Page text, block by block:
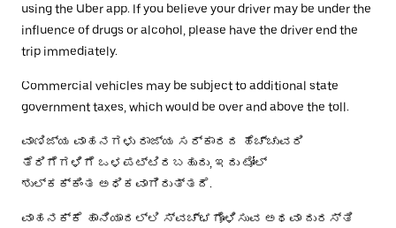
using the Uber app. If you believe your driver may be under the
influence of drugs or alcohol, please have the driver end the
trip immediately.
Commercial vehicles may be subject to additional state
government taxes, which would be over and above the toll.
ವಾಣಿಜ್ಯ ವಾಹನಗಳು ರಾಜ್ಯ ಸರ್ಕಾರದ ಹೆಚ್ಚುವರಿ
ತೆರಿಗೆಗಳಿಗೆ ಒಳಪಟ್ಟಿರಬಹುದು, ಇದು ಟೋಲ್
ಶುಲ್ಕಕ್ಕಿಂತ ಅಧಿಕವಾಗಿರುತ್ತದೆ.
ವಾಹನಕ್ಕೆ ಹಾನಿಯಾದಲ್ಲಿ ಸ್ವಚ್ಛಗೊಳಿಸುವ ಅಥವಾ ದುರಸ್ತಿ